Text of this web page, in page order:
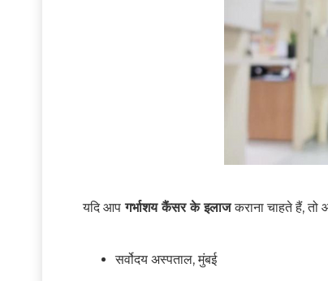
यदि आप गर्भाशय कैंसर के इलाजकराना चाहते हैं, तो
सर्वोदय अस्पताल, मुंबई